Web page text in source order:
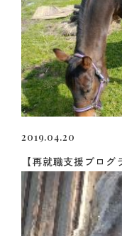
2019.04.20
【再就職支援プロ